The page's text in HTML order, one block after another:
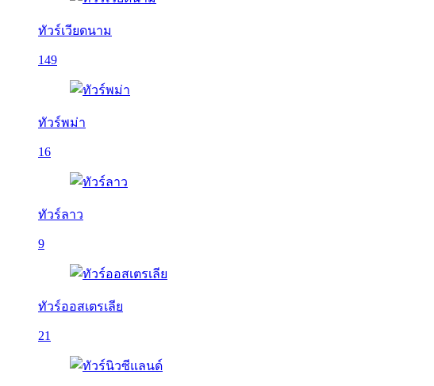
ทัวร์เวียดนาม
149
ทัวร์พม่า
16
ทัวร์ลาว
9
ทัวร์ออสเตรเลีย
21